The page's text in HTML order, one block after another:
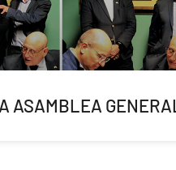
ASAMBLEA GENERAL